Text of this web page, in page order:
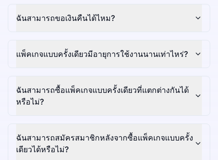
ฉันสามารถขอเงินคืนได้ไหม?
แพ็คเกจแบบครั้งเดียวมีอายุการใช้งานนานเท่าไหร่?
ฉันสามารถซื้อแพ็คเกจแบบครั้งเดียวที่แตกต่างกันได้
หรือไม่?
ฉันสามารถสมัครสมาชิกหลังจากซื้อแพ็คเกจแบบครั้ง
เดียวได้หรือไม่?